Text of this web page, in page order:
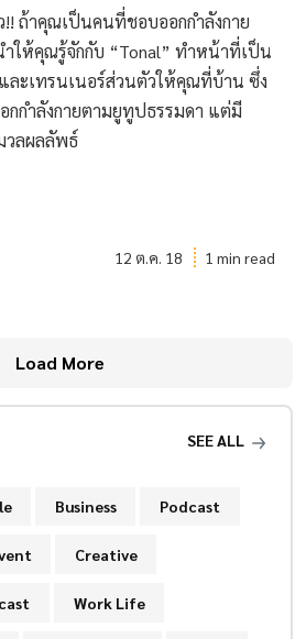
!! ถ้าคุณเป็นคนที่ชอบออกกำลังกาย
ำให้คุณรู้จักกับ “Tonal” ทำหน้าที่เป็น
และเทรนเนอร์ส่วนตัวให้คุณที่บ้าน ซึ่ง
กกำลังกายตามยูทูปธรรมดา แต่มี
วลผลลัพธ์
12 ต.ค. 18 1 min read
Load More
SEE ALL
Business Podcast
Creative
Work Life